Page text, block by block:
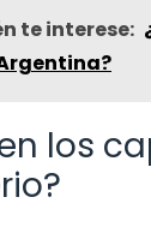
te interese:
los